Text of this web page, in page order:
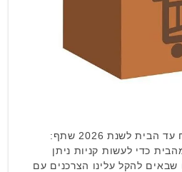
סופרים מומלצים למשלוח עד הבית לשנת 2026 שתף:
כדי לעשות קניות ניתן
שבאים להקל עלינו הצרכנים עם